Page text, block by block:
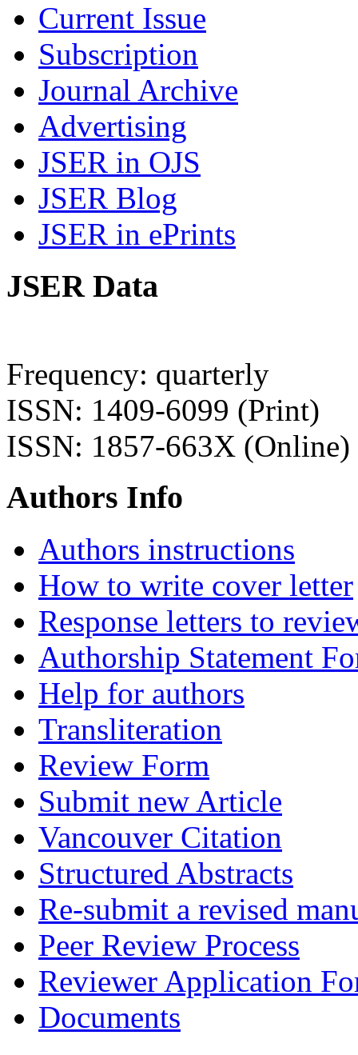
Current Issue
Subscription
Journal Archive
Advertising
JSER in OJS
JSER Blog
JSER in ePrints
JSER Data
Frequency: quarterly
ISSN: 1409-6099 (Print)
ISSN: 1857-663X (Online)
Authors Info
Authors instructions
How to write cover letter
Response letters to
Authorship Statement
Help for authors
Transliteration
Review Form
Submit new Article
Vancouver Citation
Structured Abstracts
Re-submit a revised
Peer Review Process
Reviewer Application
Documents